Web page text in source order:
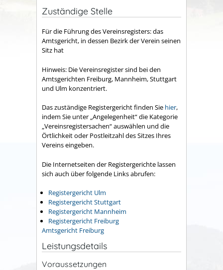
Zuständige Stelle
Für die Führung des Vereinsregisters: das
Amtsgericht, in dessen Bezirk der Verein seinen
Sitz hat
Hinweis: Die Vereinsregister sind bei den
Amtsgerichten Freiburg, Mannheim, Stuttgart
und Ulm konzentriert.
Das zuständige Registergericht finden Sie hier,
indem Sie unter „Angelegenheit“ die Kategorie
„Vereinsregistersachen“ auswählen und die
Örtlichkeit oder Postleitzahl des Sitzes Ihres
Vereins eingeben.
Die Internetseiten der Registergerichte lassen
sich auch über folgende Links abrufen:
Registergericht Ulm
Registergericht Stuttgart
Registergericht Mannheim
Registergericht Freiburg
Amtsgericht Freiburg
Leistungsdetails
Voraussetzungen